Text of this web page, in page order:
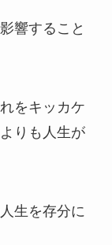
響すること
をキッカケ
りも人生が
生を存分に